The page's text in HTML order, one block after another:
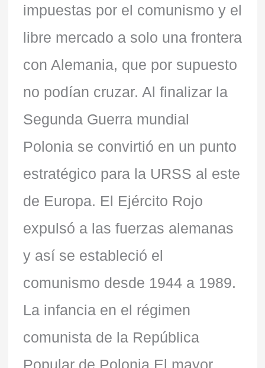
impuestas por el comunismo y el
libre mercado a solo una frontera
con Alemania, que por supuesto
no podían cruzar. Al finalizar la
Segunda Guerra mundial
Polonia se convirtió en un punto
estratégico para la URSS al este
de Europa. El Ejército Rojo
expulsó a las fuerzas alemanas
y así se estableció el
comunismo desde 1944 a 1989.
La infancia en el régimen
comunista de la República
Popular de Polonia El mayor